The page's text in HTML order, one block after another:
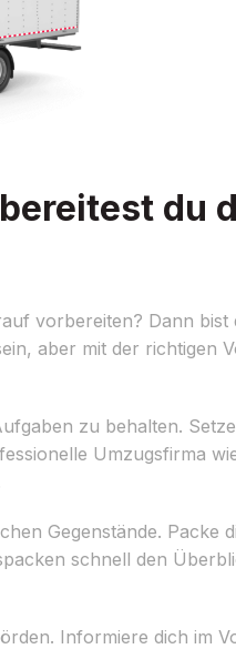
du
vorbereiten? Dann
aber mit der richtigen
zu behalten.
Umzugsfirma
Gegenstände. Packe
schnell den
Informiere dich im